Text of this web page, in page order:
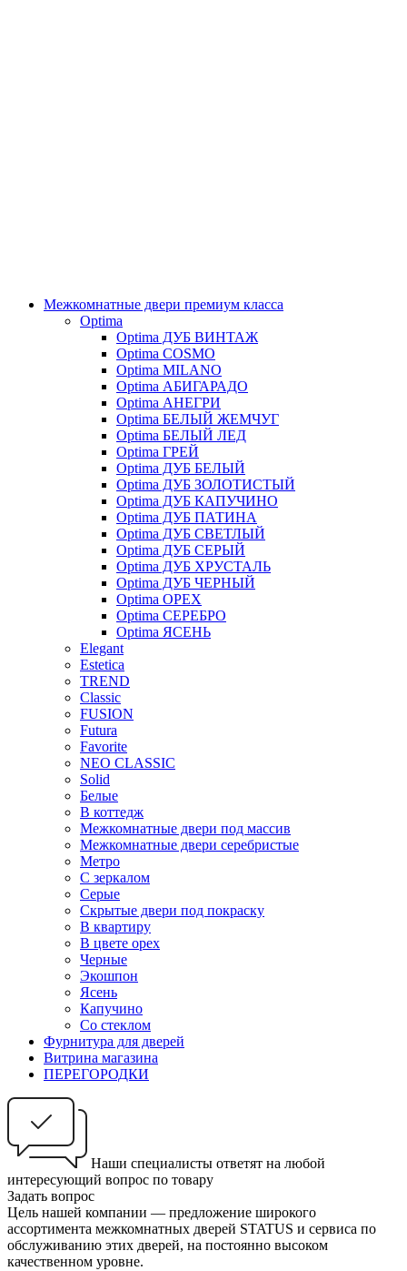
Межкомнатные двери премиум класса
Optima
Optima ДУБ ВИНТАЖ
Optima COSMO
Optima MILANO
Optima АБИГАРАДО
Optima АНЕГРИ
Optima БЕЛЫЙ ЖЕМЧУГ
Optima БЕЛЫЙ ЛЕД
Optima ГРЕЙ
Optima ДУБ БЕЛЫЙ
Optima ДУБ ЗОЛОТИСТЫЙ
Optima ДУБ КАПУЧИНО
Optima ДУБ ПАТИНА
Optima ДУБ СВЕТЛЫЙ
Optima ДУБ СЕРЫЙ
Optima ДУБ ХРУСТАЛЬ
Optima ДУБ ЧЕРНЫЙ
Optima ОРЕХ
Optima СЕРЕБРО
Optima ЯСЕНЬ
Elegant
Estetica
TREND
Classic
FUSION
Futura
Favorite
NEO CLASSIC
Solid
Белые
В коттедж
Межкомнатные двери под массив
Межкомнатные двери серебристые
Метро
С зеркалом
Серые
Скрытые двери под покраску
В квартиру
В цвете орех
Черные
Экошпон
Ясень
Капучино
Со стеклом
Фурнитура для дверей
Витрина магазина
ПЕРЕГОРОДКИ
Наши специалисты ответят на любой
интересующий вопрос по товару
Задать вопрос
Цель нашей компании — предложение широкого
ассортимента межкомнатных дверей STATUS и сервиса по
обслуживанию этих дверей, на постоянно высоком
качественном уровне.